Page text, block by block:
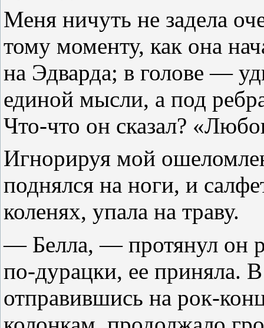
Меня ничуть не задела
тому моменту, как она
на Эдварда; в голове —
единой мысли, а под
Что-что он сказал?
Игнорируя мой
поднялся на ноги, и
коленях, упала на траву.
— Белла, — протянул он
по-дурацки, ее приняла.
отправившись на рок-